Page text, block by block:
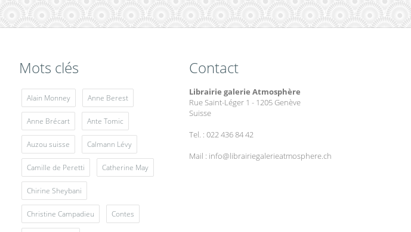
Mots clés
Alain Monney Anne Berest
Anne Brécart Ante Tomic
Auzou suisse Calmann Lévy
Camille de Peretti Catherine May
Chirine Sheybani
Christine Campadieu Contes
Contact
Librairie galerie Atmosphère
Rue Saint-Léger 1 - 1205 Genève
Suisse
Tel. : 022 436 84 42
Mail : info@librairiegalerieatmosphere.ch